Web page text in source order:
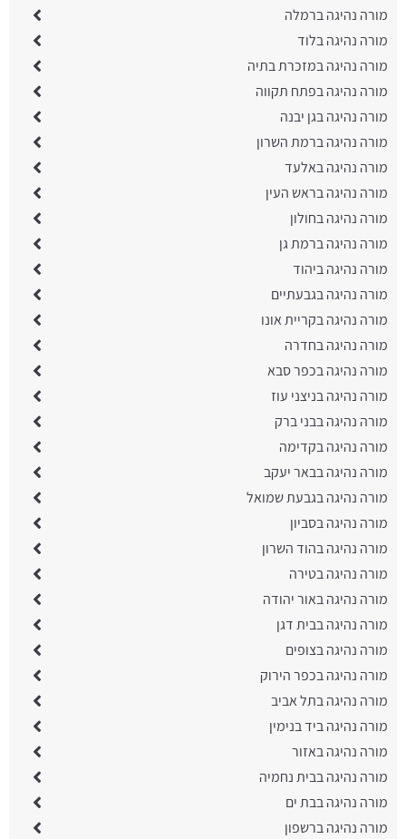
מורה נהיגה ברמלה
מורה נהיגה בלוד
מורה נהיגה במזכרת בתיה
מורה נהיגה בפתח תקווה
מורה נהיגה בגן יבנה
מורה נהיגה ברמת השרון
מורה נהיגה באלעד
מורה נהיגה בראש העין
מורה נהיגה בחולון
מורה נהיגה ברמת גן
מורה נהיגה ביהוד
מורה נהיגה בגבעתיים
מורה נהיגה בקריית אונו
מורה נהיגה בחדרה
מורה נהיגה בכפר סבא
מורה נהיגה בניצני עוז
מורה נהיגה בבני ברק
מורה נהיגה בקדימה
מורה נהיגה בבאר יעקב
מורה נהיגה בגבעת שמואל
מורה נהיגה בסביון
מורה נהיגה בהוד השרון
מורה נהיגה בטירה
מורה נהיגה באור יהודה
מורה נהיגה בבית דגן
מורה נהיגה בצופים
מורה נהיגה בכפר הירוק
מורה נהיגה בתל אביב
מורה נהיגה ביד בנימין
מורה נהיגה באזור
מורה נהיגה בבית נחמיה
מורה נהיגה בבת ים
מורה נהיגה ברשפון